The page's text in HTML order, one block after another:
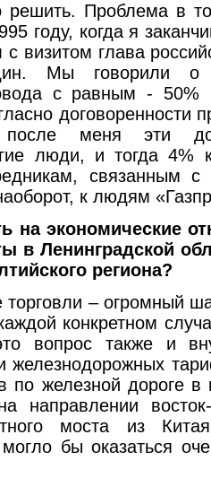
решить. Проблема в
году, когда я
визитом глава
Мы говорили о
с равным -
договоренности
меня эти
люди, и тогда 4%
связанным
к людям
на экономические
в Ленинградской
региона?
торговли – огромный
конкретном
вопрос также и
железнодорожных
по железной дороге в
направлении
моста из
бы оказаться